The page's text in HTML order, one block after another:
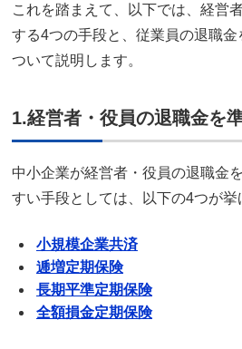
これを踏まえて、以下では、経営
する4つの手段と、従業員の退職
ついて説明します。
1.経営者・役員の退職金を
中小企業が経営者・役員の退職金
すい手段としては、以下の4つが挙
小規模企業共済
逓増定期保険
長期平準定期保険
全額損金定期保険